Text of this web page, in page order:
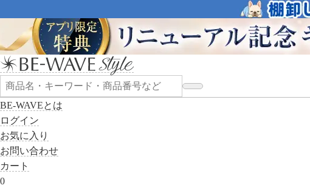
BE-WAVEとは
ログイン
お気に入り
お問い合わせ
カート
0